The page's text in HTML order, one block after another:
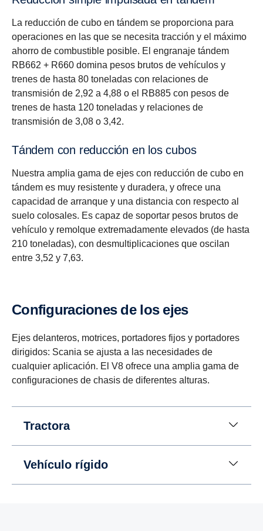
La reducción de cubo en tándem se proporciona para
operaciones en las que se necesita tracción y el máximo
ahorro de combustible posible. El engranaje tándem
RB662 + R660 domina pesos brutos de vehículos y
trenes de hasta 80 toneladas con relaciones de
transmisión de 2,92 a 4,88 o el RB885 con pesos de
trenes de hasta 120 toneladas y relaciones de
transmisión de 3,08 o 3,42.
Tándem con reducción en los cubos
Nuestra amplia gama de ejes con reducción de cubo en
tándem es muy resistente y duradera, y ofrece una
capacidad de arranque y una distancia con respecto al
suelo colosales. Es capaz de soportar pesos brutos de
vehículo y remolque extremadamente elevados (de hasta
210 toneladas), con desmultiplicaciones que oscilan
entre 3,52 y 7,63.
Confi­gu­ra­ciones de los ejes
Ejes delanteros, motrices, portadores fijos y portadores
dirigidos: Scania se ajusta a las necesidades de
cualquier aplicación. El V8 ofrece una amplia gama de
configuraciones de chasis de diferentes alturas.
Tractora
Vehículo rígido